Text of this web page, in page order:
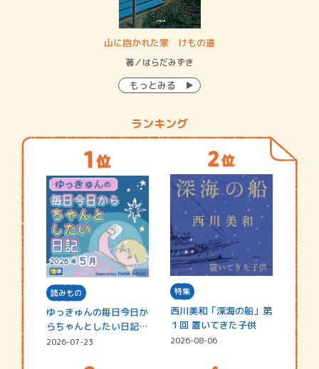
山に抱かれた家 けもの道
著／はらだみずき
もっとみる
ランキング
読みもの
ゆっきゅんの毎日今日か
らちゃんとしたい日記
☆202…
2026-07-23
特集
西川美和「深海の船」第
１回 置いてきた子供
2026-08-06